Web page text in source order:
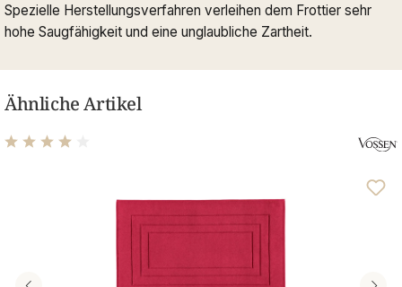
Spezielle Herstellungsverfahren verleihen dem Frottier sehr
hohe Saugfähigkeit und eine unglaubliche Zartheit.
Ähnliche Artikel